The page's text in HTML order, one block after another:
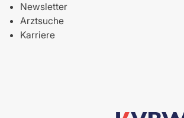
Newsletter
Arztsuche
Karriere